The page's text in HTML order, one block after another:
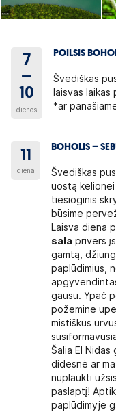
7
–
10
dienos
POILSIS
Švediškas
laisvas laikas
*ar
11
diena
BOHOLIS –
Švediškas
uostą
tiesioginis
būsime
Laisva diena
sala privers
gamtą,
paplūdimius,
gausu. Ypač
požemine
mistiškus
Šalia El
didesnė ar
nuplaukti
paslaptį!
paplūdimyje